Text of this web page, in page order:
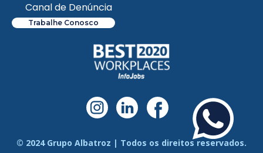
Canal de Denúncia
Trabalhe Conosco
© 2024 Grupo Albatroz | Todos os direitos reservados.